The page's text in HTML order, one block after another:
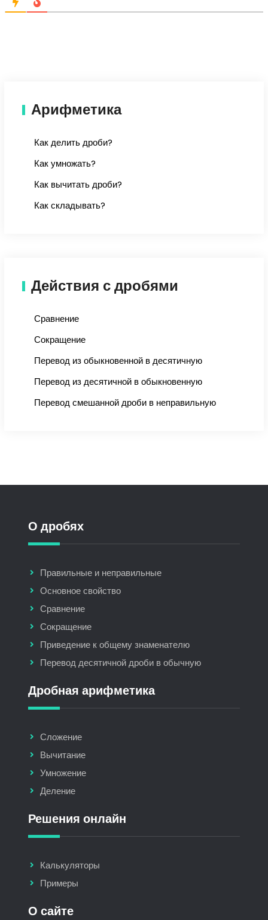
Арифметика
Как делить дроби?
Как умножать?
Как вычитать дроби?
Как складывать?
Действия с дробями
Сравнение
Сокращение
Перевод из обыкновенной в десятичную
Перевод из десятичной в обыкновенную
Перевод смешанной дроби в неправильную
О дробях
Правильные и неправильные
Основное свойство
Сравнение
Сокращение
Приведение к общему знаменателю
Перевод десятичной дроби в обычную
Дробная арифметика
Сложение
Вычитание
Умножение
Деление
Решения онлайн
Калькуляторы
Примеры
О сайте